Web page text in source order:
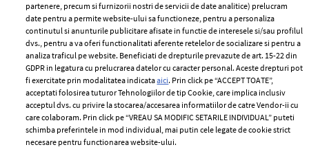
ELLE Style Awards
2024
Despre ELLE
Romania
Contact
Abonamente
Termeni si conditii
Politica de
confidențialitate
Politica de cookies
Publicitate
partenere, precum si furnizorii nostri de servicii de date analitice) prelucram
date pentru a permite website-ului sa functioneze, pentru a personaliza
continutul si anunturile publicitare afisate in functie de interesele si/sau profilul
dvs., pentru a va oferi functionalitati aferente retelelor de socializare si pentru a
analiza traficul pe website. Beneficiati de drepturile prevazute de art. 15-22 din
GDPR in legatura cu prelucrarea datelor cu caracter personal. Aceste drepturi pot
fi exercitate prin modalitatea indicataaici. Prin click pe “ACCEPT TOATE”,
acceptati folosirea tuturor Tehnologiilor de tip Cookie, care implica inclusiv
acceptul dvs. cu privire la stocarea/accesarea informatiilor de catre Vendor-ii cu
care colaboram. Prin click pe “VREAU SA MODIFIC SETARILE INDIVIDUAL” puteti
schimba preferintele in mod individual, mai putin cele legate de cookie strict
necesare pentru functionarea website-ului.